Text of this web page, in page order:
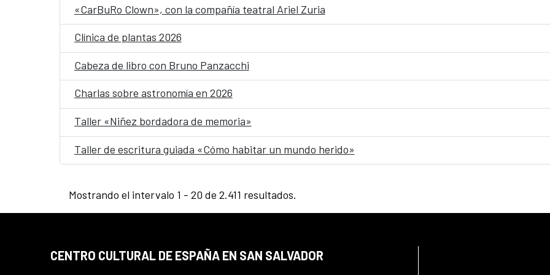
«CarBuRo Clown», con la compañía teatral Ariel Zuria
Clínica de plantas 2026
Cabeza de libro con Bruno Panzacchi
Charlas sobre astronomía en 2026
Taller «Niñez bordadora de memoria»
Taller de escritura guiada «Cómo habitar un mundo herido»
Mostrando el intervalo 1 - 20 de 2.411 resultados.
CENTRO CULTURAL DE ESPAÑA EN SAN SALVADOR